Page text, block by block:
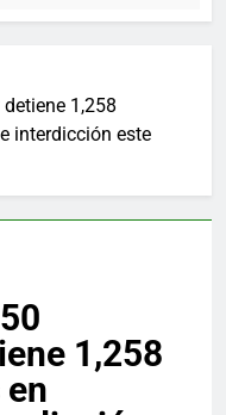
1,258
interdicción este
1,258